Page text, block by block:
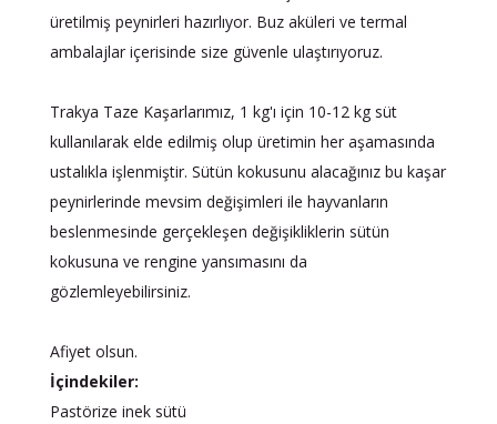
üretilmiş peynirleri hazırlıyor. Buz aküleri ve termal
ambalajlar içerisinde size güvenle ulaştırıyoruz.
Trakya Taze Kaşarlarımız, 1 kg'ı için 10-12 kg süt
kullanılarak elde edilmiş olup üretimin her aşamasında
ustalıkla işlenmiştir. Sütün kokusunu alacağınız bu kaşar
peynirlerinde mevsim değişimleri ile hayvanların
beslenmesinde gerçekleşen değişikliklerin sütün
kokusuna ve rengine yansımasını da
gözlemleyebilirsiniz.
Afiyet olsun.
İçindekiler:
Pastörize inek sütü
2320,00 TL
2100,00 TL